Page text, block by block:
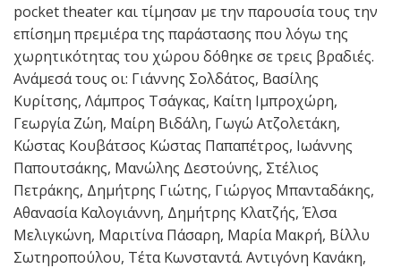
pocket theater και τίμησαν με την παρουσία τους την
επίσημη πρεμιέρα της παράστασης που λόγω της
χωρητικότητας του χώρου δόθηκε σε τρεις βραδιές.
Ανάμεσά τους οι: Γιάννης Σολδάτος, Βασίλης
Κυρίτσης, Λάμπρος Τσάγκας, Καίτη Ιμπροχώρη,
Γεωργία Ζώη, Μαίρη Βιδάλη, Γωγώ Ατζολετάκη,
Κώστας Κουβάτσος Κώστας Παπαπέτρος, Ιωάννης
Παπουτσάκης, Μανώλης Δεστούνης, Στέλιος
Πετράκης, Δημήτρης Γιώτης, Γιώργος Μπανταδάκης,
Αθανασία Καλογιάννη, Δημήτρης Κλατζής, Έλσα
Μελιγκώνη, Μαριτίνα Πάσαρη, Μαρία Μακρή, Βίλλυ
Σωτηροπούλου, Τέτα Κωνσταντά. Αντιγόνη Κανάκη,